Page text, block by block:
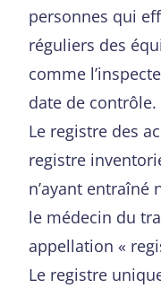
personnes qui
réguliers des
comme
date de contrôle.
Le registre des
registre
n’ayant
le médecin du
appellation «
Le registre